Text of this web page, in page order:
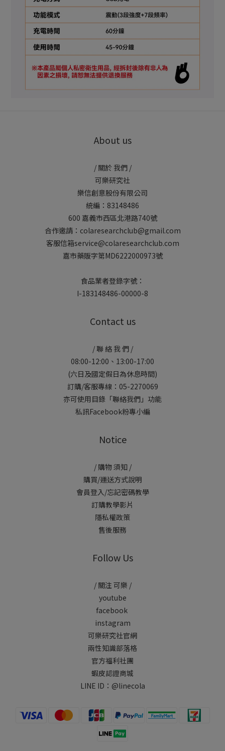
About us
/ 關於 我們 /
可樂研究社
樂信創意股份有限公司
統編：83148486
600 嘉義市西區北港路740號
合作邀請：colaresearchclub@gmail.com
客服信箱service@colaresearchclub.com
嘉市藥販字第MD6222000973號
食品業者登錄字號：
I-183148486-00000-8
Contact us
/ 聯 絡 我 們 /
08:00-12:00、13:00-17:00
(六日及國定假日為休息時間)
訂購/客服專線：05-2270069
亦可使用目錄「聯絡我們」功能
私訊Facebook粉專小編
Notice
/ 購物 須知 /
購買/運送方式說明
會員登入/忘記密碼教學
訂購教學影片
隱私權政策
售後服務
Follow Us
/ 關注 可樂 /
youtube
facebook
instagram
可樂研究社官網
兩性知識部落格
官方福利社團
蝦皮認證商城
LINE ID： @linecola